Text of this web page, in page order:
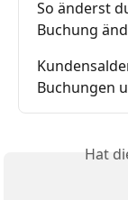
So änderst
Buchung
Buchungen
Hat